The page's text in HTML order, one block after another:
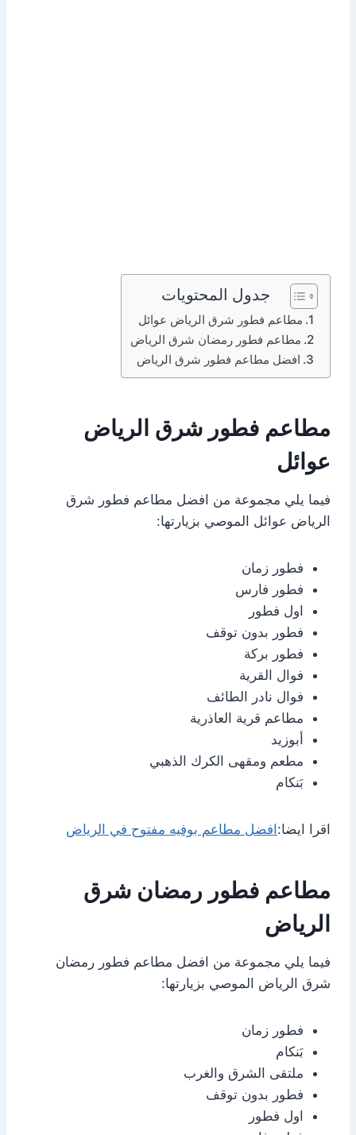
جدول المحتويات
مطاعم فطور شرق الرياض عوائل
مطاعم فطور رمضان شرق الرياض
افضل مطاعم فطور شرق الرياض
مطاعم فطور شرق الرياض
عوائل
فيما يلي مجموعة من افضل مطاعم فطور شرق
الرياض عوائل الموصي بزيارتها:
فطور زمان
فطور فارس
اول فطور
فطور بدون توقف
فطور بركة
فوال القرية
فوال نادر الطائف
مطاعم قرية العاذرية
أبوزيد
مطعم ومقهى الكرك الذهبي
بَنكام
اقرا ايضا: افضل مطاعم بوفيه مفتوح في الرياض
مطاعم فطور رمضان شرق
الرياض
فيما يلي مجموعة من افضل مطاعم فطور رمضان
شرق الرياض الموصي بزيارتها:
فطور زمان
بَنكام
ملتقى الشرق والغرب
فطور بدون توقف
اول فطور